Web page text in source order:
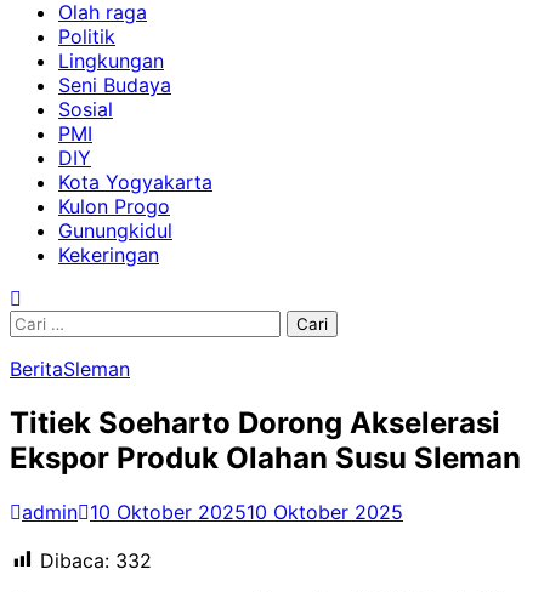
Olah raga
Politik
Lingkungan
Seni Budaya
Sosial
PMI
DIY
Kota Yogyakarta
Kulon Progo
Gunungkidul
Kekeringan
Cari
BeritaSleman
Titiek Soeharto Dorong Akselerasi
Ekspor Produk Olahan Susu Sleman
admin 10 Oktober 202510 Oktober 2025
Dibaca: 332